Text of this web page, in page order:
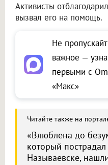
Активисты
вызвал его на помощь.
Не
важное —
первыми с
«Макс»
Читайте также на
«Влюблена до
который
Называевске,